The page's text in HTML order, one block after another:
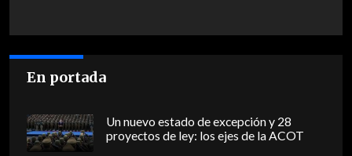
En portada
Un nuevo estado de excepción y 28
proyectos de ley: los ejes de la ACOT